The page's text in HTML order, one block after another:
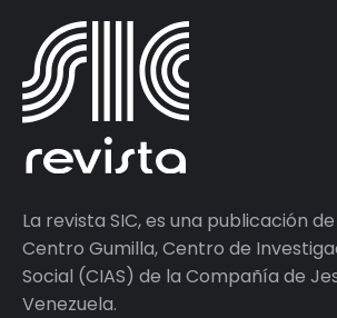
La revista SIC, es una publicación
Centro Gumilla, Centro de
Social (CIAS) de la Compañía de
Venezuela.